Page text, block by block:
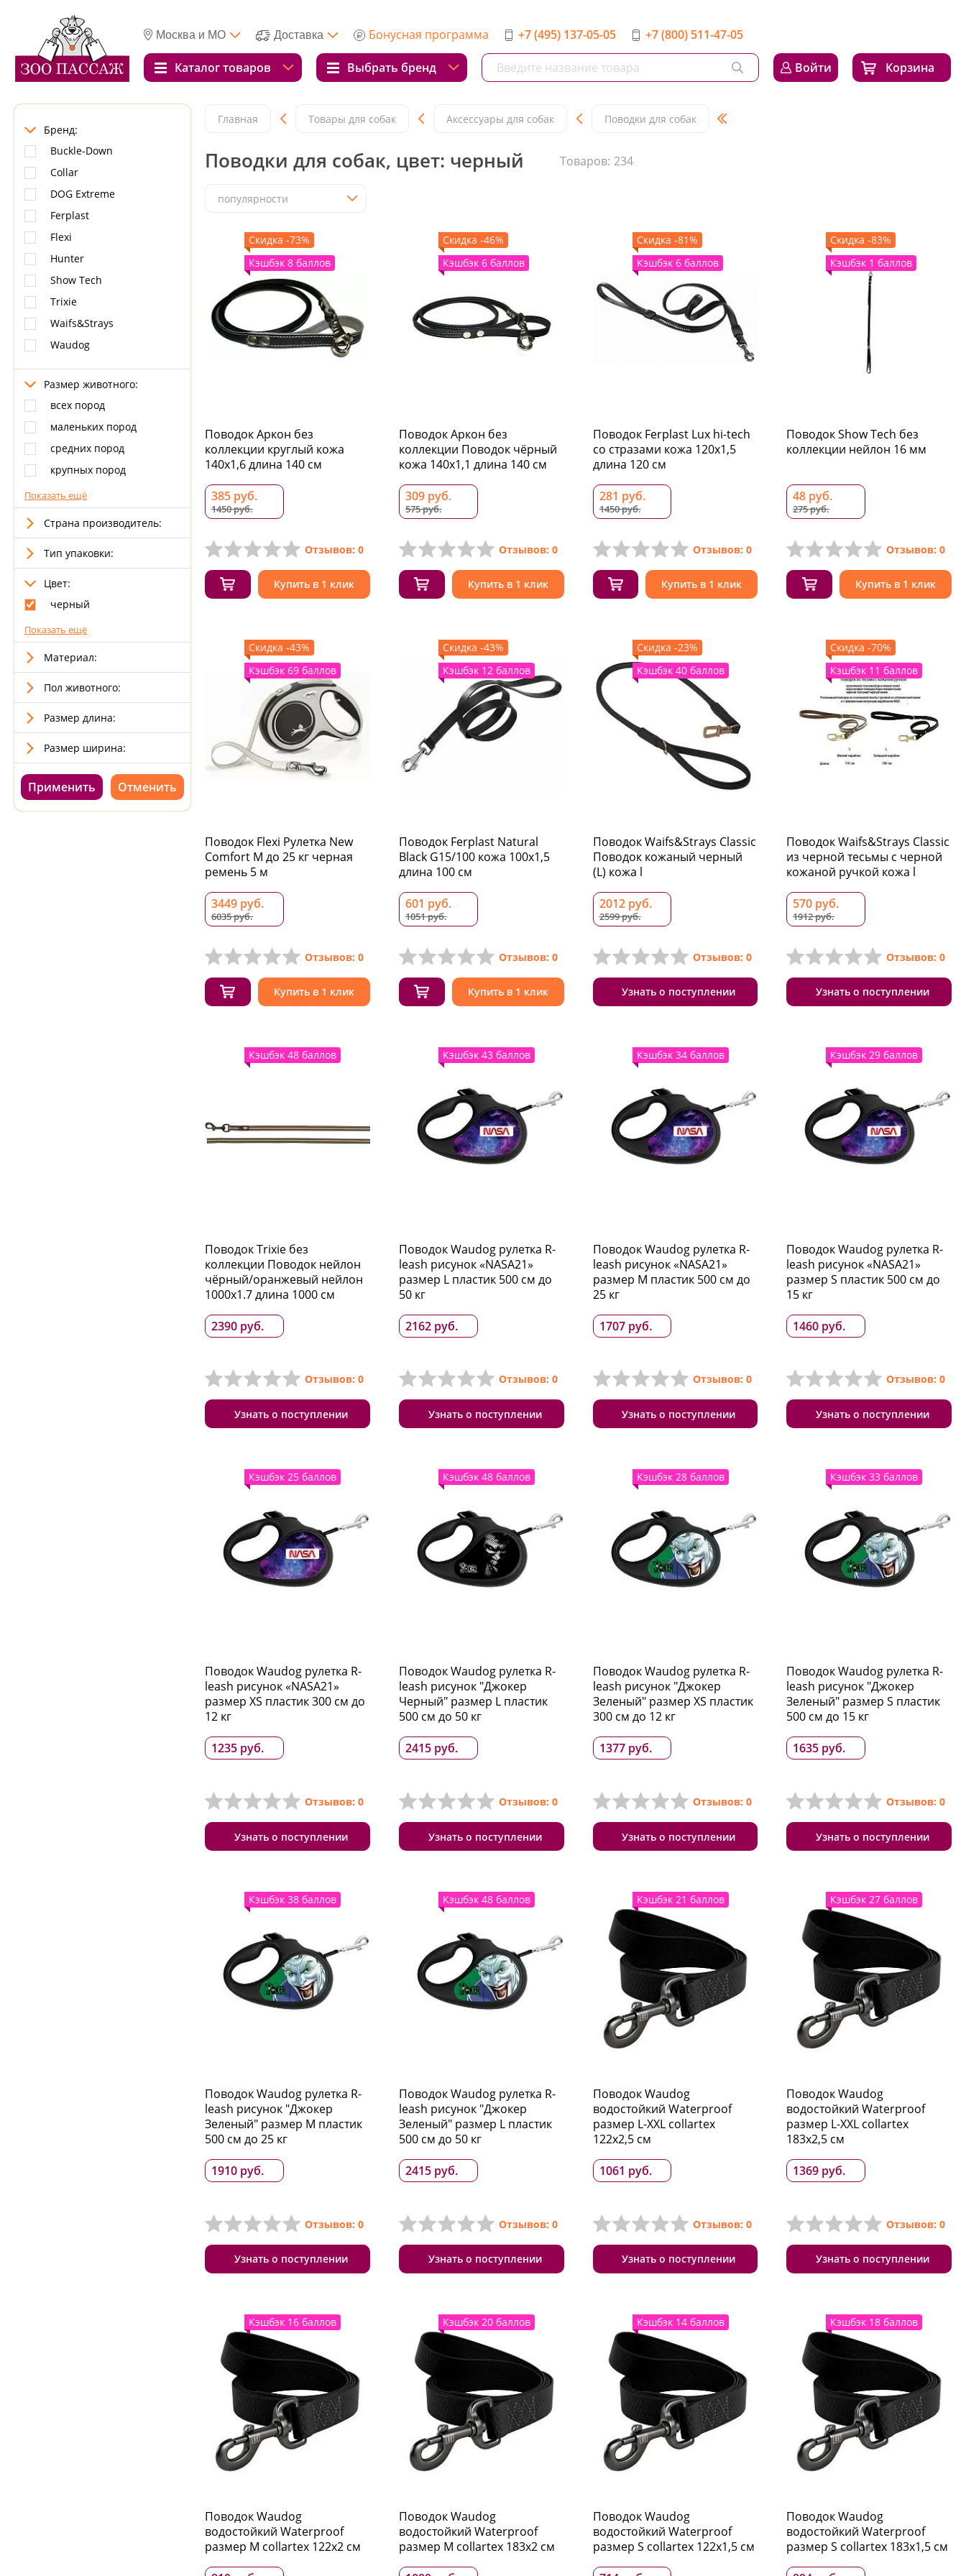
Москва и МО Доставка Бонусная программа +7 (495) 137-05-05 +7 (800) 511-47-05
Каталог товаров Выбрать бренд Войти Корзина
Бренд:
Buckle-Down
Collar
DOG Extreme
Ferplast
Flexi
Hunter
Show Tech
Trixie
Waifs&Strays
Waudog
Размер животного:
всех пород
маленьких пород
средних пород
крупных пород
Показать ещё
Страна производитель:
Тип упаковки:
Цвет:
черный
Показать ещё
Материал:
Пол животного:
Размер длина:
Размер ширина:
Применить
Главная Товары для собак Аксессуары для собак Поводки для собак
Поводки для собак, цвет: черный Товаров: 234
популярности
Скидка -73%
Кэшбэк 8 баллов
Поводок Аркон без
коллекции круглый кожа
140x1,6 длина 140 см
385 руб.
1450 руб.
Отзывов: 0
Купить в 1 клик
Скидка -46%
Кэшбэк 6 баллов
Поводок Аркон без
коллекции Поводок чёрный
кожа 140x1,1 длина 140 см
309 руб.
575 руб.
Отзывов: 0
Купить в 1 клик
Скидка -81%
Кэшбэк 6 баллов
Поводок Ferplast Lux hi-tech
со стразами кожа 120x1,5
длина 120 см
281 руб.
1450 руб.
Отзывов: 0
Купить в 1 клик
Скидка -83%
Кэшбэк 1 баллов
Поводок Show Tech без
коллекции нейлон 16 мм
48 руб.
275 руб.
Отзывов: 0
Купить в 1 клик
Скидка -43%
Кэшбэк 69 баллов
Поводок Flexi Рулетка New
Comfort M до 25 кг черная
ремень 5 м
3449 руб.
6035 руб.
Отзывов: 0
Купить в 1 клик
Скидка -43%
Кэшбэк 12 баллов
Поводок Ferplast Natural
Black G15/100 кожа 100x1,5
длина 100 см
601 руб.
1051 руб.
Отзывов: 0
Купить в 1 клик
Скидка -23%
Кэшбэк 40 баллов
Поводок Waifs&Strays Classic
Поводок кожаный черный
(L) кожа l
2012 руб.
2599 руб.
Отзывов: 0
Узнать о поступлении
Скидка -70%
Кэшбэк 11 баллов
Поводок Waifs&Strays Classic
из черной тесьмы с черной
кожаной ручкой кожа l
570 руб.
1912 руб.
Отзывов: 0
Узнать о поступлении
Кэшбэк 48 баллов
Поводок Trixie без
коллекции Поводок нейлон
чёрный/оранжевый нейлон
1000x1.7 длина 1000 см
2390 руб.
Отзывов: 0
Узнать о поступлении
Кэшбэк 43 баллов
Поводок Waudog рулетка R-
leash рисунок «NASA21»
размер L пластик 500 см до
50 кг
2162 руб.
Отзывов: 0
Узнать о поступлении
Кэшбэк 34 баллов
Поводок Waudog рулетка R-
leash рисунок «NASA21»
размер M пластик 500 см до
25 кг
1707 руб.
Отзывов: 0
Узнать о поступлении
Кэшбэк 29 баллов
Поводок Waudog рулетка R-
leash рисунок «NASA21»
размер S пластик 500 см до
15 кг
1460 руб.
Отзывов: 0
Узнать о поступлении
Кэшбэк 25 баллов
Поводок Waudog рулетка R-
leash рисунок «NASA21»
размер XS пластик 300 см до
12 кг
1235 руб.
Отзывов: 0
Узнать о поступлении
Кэшбэк 48 баллов
Поводок Waudog рулетка R-
leash рисунок "Джокер
Черный" размер L пластик
500 см до 50 кг
2415 руб.
Отзывов: 0
Узнать о поступлении
Кэшбэк 28 баллов
Поводок Waudog рулетка R-
leash рисунок "Джокер
Зеленый" размер XS пластик
300 см до 12 кг
1377 руб.
Отзывов: 0
Узнать о поступлении
Кэшбэк 33 баллов
Поводок Waudog рулетка R-
leash рисунок "Джокер
Зеленый" размер S пластик
500 см до 15 кг
1635 руб.
Отзывов: 0
Узнать о поступлении
Кэшбэк 38 баллов
Поводок Waudog рулетка R-
leash рисунок "Джокер
Зеленый" размер M пластик
500 см до 25 кг
1910 руб.
Отзывов: 0
Узнать о поступлении
Кэшбэк 48 баллов
Поводок Waudog рулетка R-
leash рисунок "Джокер
Зеленый" размер L пластик
500 см до 50 кг
2415 руб.
Отзывов: 0
Узнать о поступлении
Кэшбэк 21 баллов
Поводок Waudog
водостойкий Waterproof
размер L-XXL collartex
122x2,5 см
1061 руб.
Отзывов: 0
Узнать о поступлении
Кэшбэк 27 баллов
Поводок Waudog
водостойкий Waterproof
размер L-XXL collartex
183x2,5 см
1369 руб.
Отзывов: 0
Узнать о поступлении
Кэшбэк 16 баллов
Поводок Waudog
водостойкий Waterproof
размер M collartex 122x2 см
Кэшбэк 20 баллов
Поводок Waudog
водостойкий Waterproof
размер M collartex 183x2 см
Кэшбэк 14 баллов
Поводок Waudog
водостойкий Waterproof
размер S collartex 122x1,5 см
Кэшбэк 18 баллов
Поводок Waudog
водостойкий Waterproof
размер S collartex 183x1,5 см